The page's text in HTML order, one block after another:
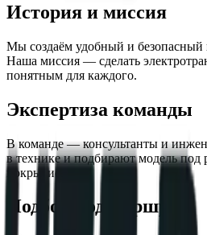
История и миссия
Мы создаём удобный и безопасный
Наша миссия — сделать
понятным для каждого.
Экспертиза команды
В команде — консультанты и
в технике и подбирают модель под
покрытие.
Подбор под маршрут